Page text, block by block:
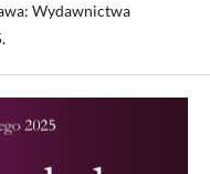
Wydawnictwa